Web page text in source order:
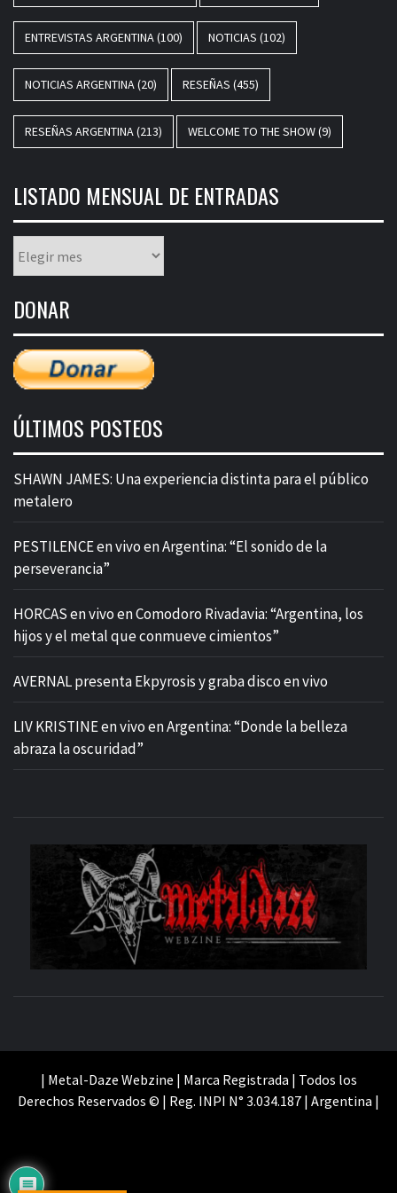
ENTREVISTAS ARGENTINA(100) NOTICIAS (102)
NOTICIAS ARGENTINA(20) RESEÑAS (455)
RESEÑAS ARGENTINA(213) WELCOME TO THE SHOW(9)
LISTADO MENSUAL DE ENTRADAS
mensual
entradas
DONAR
ÚLTIMOS POSTEOS
SHAWN JAMES: Una experiencia distinta para el público
metalero
PESTILENCE en vivo en Argentina: “El sonido de la
perseverancia”
HORCAS en vivo en Comodoro Rivadavia: “Argentina, los
hijos y el metal que conmueve cimientos”
AVERNAL presenta Ekpyrosis y graba disco en vivo
LIV KRISTINE en vivo en Argentina: “Donde la belleza
abraza la oscuridad”
| Metal-Daze Webzine | Marca Registrada | Todos los
Derechos Reservados © | Reg. INPI N° 3.034.187 | Argentina |